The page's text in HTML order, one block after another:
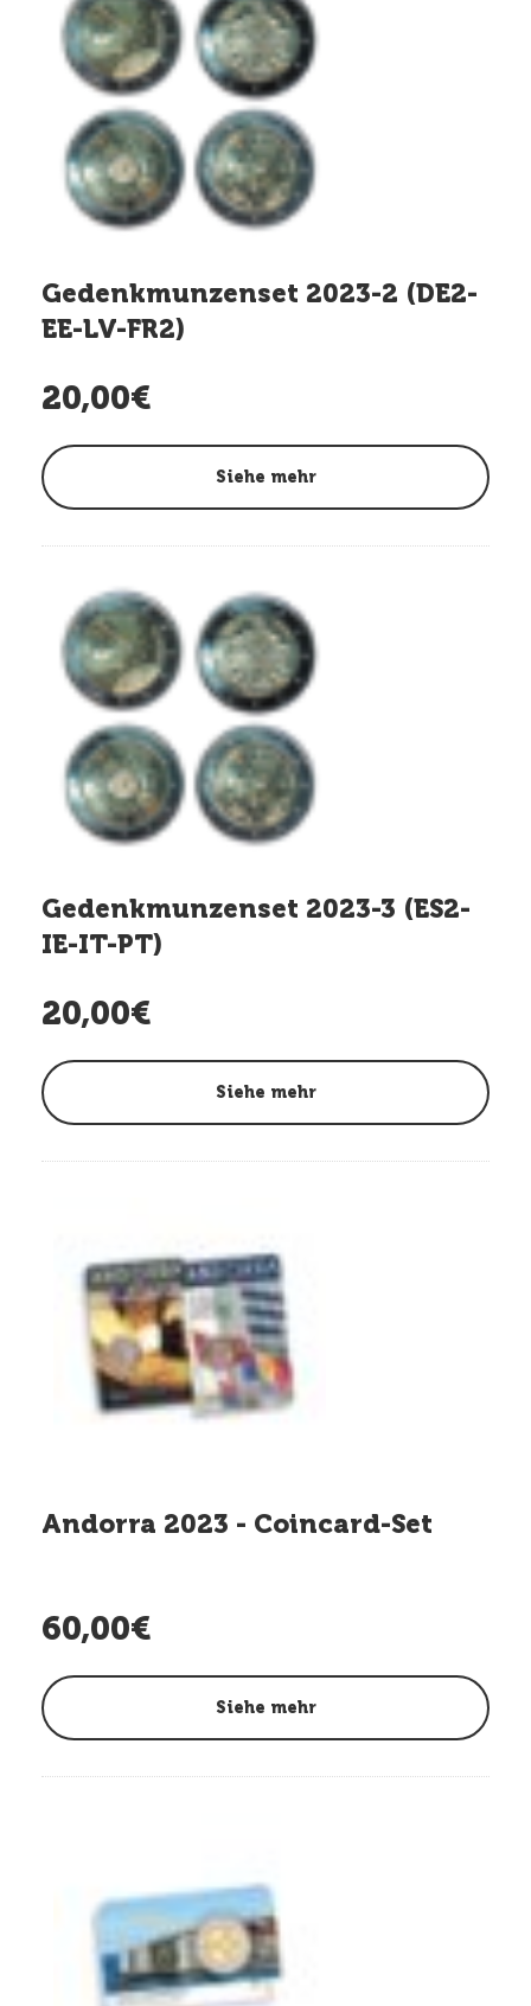
Gedenkmunzenset 2023-2 (DE2-
EE-LV-FR2)
20,00€
Siehe mehr
Gedenkmunzenset 2023-3 (ES2-
IE-IT-PT)
20,00€
Siehe mehr
Andorra 2023 - Coincard-Set
60,00€
Siehe mehr